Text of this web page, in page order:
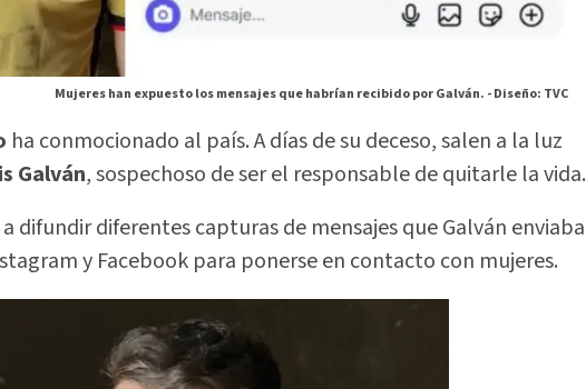
Mujeres han expuesto los mensajes que habrían recibido por Galván. -Diseño: TVC
ha conmocionado al país. A días de su deceso, salen a la luz
Galván, sospechoso de ser el responsable de quitarle la vida.
difundir diferentes capturas de mensajes que Galván enviaba
y Facebook para ponerse en contacto con mujeres.